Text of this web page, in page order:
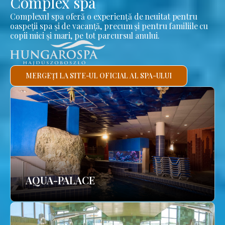
Complexul spa oferă o experiență de neuitat pentru
oaspeții spa și de vacanță, precum și pentru familiile cu
copii mici și mari, pe tot parcursul anului.
MERGEȚI LA SITE-UL OFICIAL AL SPA-ULUI
AQUA-PALACE